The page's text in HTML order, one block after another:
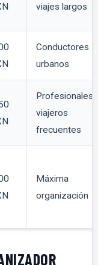
viajes largos
Conductores
urbanos
Profesionales,
viajeros
frecuentes
Máxima
organización